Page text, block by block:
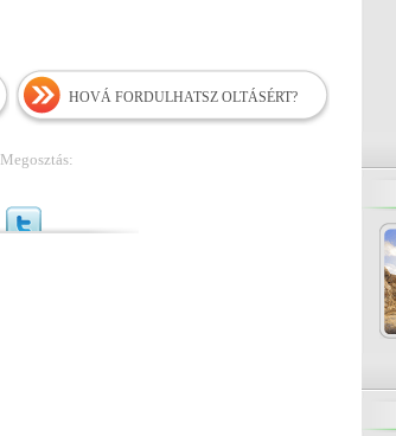
HOVÁ FORDULHATSZ OLTÁSÉRT?
Megosztás: